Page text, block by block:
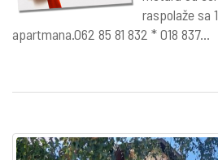
raspolaže sa
apartmana.062 85 81 832 * 018 837...